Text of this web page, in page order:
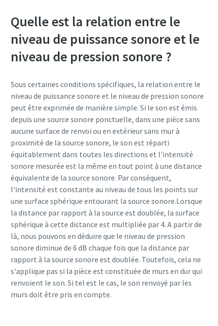
Quelle est la relation entre le
niveau de puissance sonore et le
niveau de pression sonore ?
Sous certaines conditions spécifiques, la relation entre le
niveau de puissance sonore et le niveau de pression sonore
peut être exprimée de manière simple. Si le son est émis
depuis une source sonore ponctuelle, dans une pièce sans
aucune surface de renvoi ou en extérieur sans mur à
proximité de la source sonore, le son est réparti
équitablement dans toutes les directions et l'intensité
sonore mesurée est la même en tout point à une distance
équivalente de la source sonore. Par conséquent,
l'intensité est constante au niveau de tous les points sur
une surface sphérique entourant la source sonore.Lorsque
la distance par rapport à la source est doublée, la surface
sphérique à cette distance est multipliée par 4. A partir de
là, nous pouvons en déduire que le niveau de pression
sonore diminue de 6 dB chaque fois que la distance par
rapport à la source sonore est doublée. Toutefois, cela ne
s'applique pas si la pièce est constituée de murs en dur qui
renvoient le son. Si tel est le cas, le son renvoyé par les
murs doit être pris en compte.